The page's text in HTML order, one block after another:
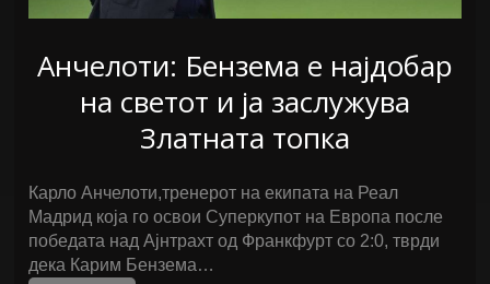
Анчелоти: Бензема е најдобар
на светот и ја заслужува
Златната топка
Карло Анчелоти,тренерот на екипата на Реал
Мадрид која го освои Суперкупот на Европа после
победата над Ајнтрахт од Франкфурт со 2:0, тврди
дека Карим Бензема…